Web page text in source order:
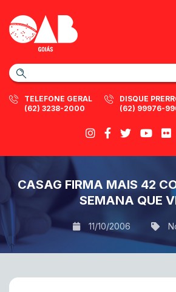
TELEFONE GERAL
(62) 3238-2000
DISQUE
(62) 99976-
CASAG FIRMA MAIS 42
SEMANA QUE
11/10/2006